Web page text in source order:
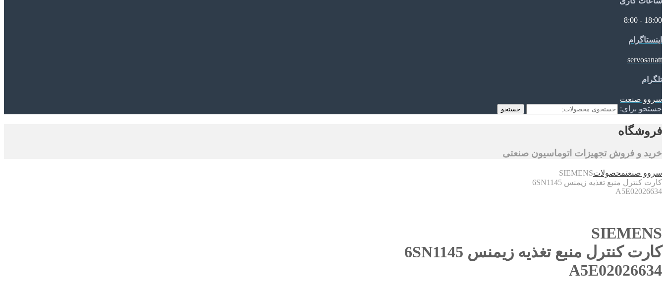
18:00 - 8:00
اینستاگرام
servosanatt
تلگرام
سروو صنعت
جستجو برای:
جستجو
فروشگاه
خرید و فروش تجهیزات اتوماسیون صنعتی
سروو صنعتمحصولاتSIEMENS
کارت کنترل منبع تغذیه زیمنس 6SN1145
A5E02026634
SIEMENS
کارت کنترل منبع تغذیه زیمنس 6SN1145
A5E02026634